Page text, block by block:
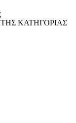
ΚΑΤΗΓΟΡΙΑΣ